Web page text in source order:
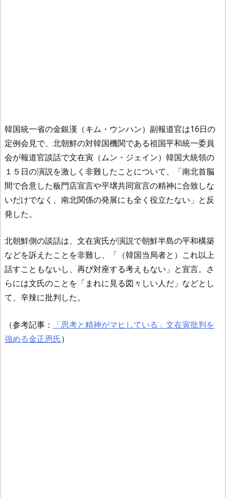
韓国統一省の金銀漢（キム・ウンハン）副報道官は16日の
定例会見で、北朝鮮の対韓国機関である祖国平和統一委員
会が報道官談話で文在寅（ムン・ジェイン）韓国大統領の
１５日の演説を激しく非難したことについて、「南北首脳
間で合意した板門店宣言や平壌共同宣言の精神に合致しな
いだけでなく、南北関係の発展にも全く役立たない」と反
発した。
北朝鮮側の談話は、文在寅氏が演説で朝鮮半島の平和構築
などを訴えたことを非難し、「（韓国当局者と）これ以上
話すこともないし、再び対座する考えもない」と宣言。さ
らには文氏のことを「まれに見る図々しい人だ」などとし
て、辛辣に批判した。
（参考記事：
「思考と精神がマヒしている」文在寅批判を
強める金正恩氏）